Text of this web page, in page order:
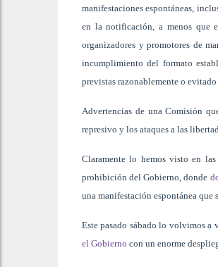
manifestaciones espontáneas,
en la notificación, a menos que
organizadores y promotores de
incumplimiento del formato
previstas razonablemente o
Advertencias de una Comisión
represivo y los ataques a las
Claramente lo hemos visto en
prohibición del Gobierno, donde
una manifestación espontánea que
Este pasado sábado lo volvimos a
el Gobierno con un enorme